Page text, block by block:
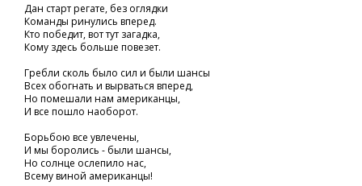
Дан старт регате, без оглядки
Команды ринулись вперед.
Кто победит, вот тут загадка,
Кому здесь больше повезет.
Гребли сколь было сил и были шансы
Всех обогнать и вырваться вперед,
Но помешали нам американцы,
И все пошло наоборот.
Борьбою все увлечены,
И мы боролись - были шансы,
Но солнце ослепило нас,
Всему виной американцы!